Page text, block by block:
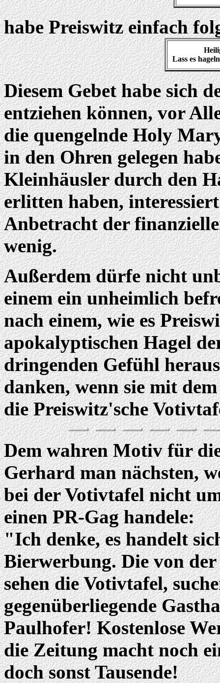
habe Preiswitz einfach
Lass es
Diesem Gebet habe sich
entziehen können, vor
die quengelnde Holy
in den Ohren gelegen
Kleinhäusler durch den
erlitten haben,
Anbetracht der
wenig.
Außerdem dürfe nicht
einem ein unheimlich
nach einem, wie es
apokalyptischen Hagel
dringenden Gefühl
danken, wenn sie mit
die Preiswitz'sche
Dem wahren Motiv für
Gerhard man nächsten,
bei der Votivtafel nicht
einen PR-Gag handele:
"Ich denke, es handelt
Bierwerbung. Die von
sehen die Votivtafel,
gegenüberliegende
Paulhofer! Kostenlose
die Zeitung macht noch
doch sonst Tausende!